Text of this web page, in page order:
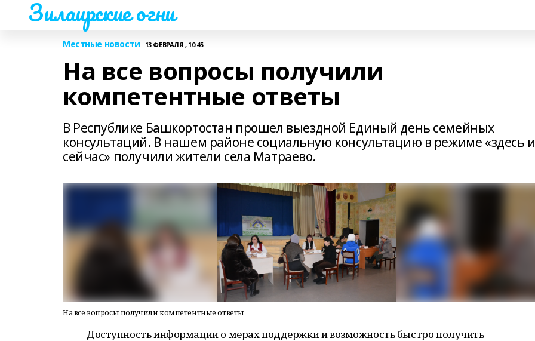
Зилаирские огни
Местные новости 13 ФЕВРАЛЯ , 10:45
На все вопросы получили
компетентные ответы
В Республике Башкортостан прошел выездной Единый день семейных
консультаций. В нашем районе социальную консультацию в режиме «здесь и
сейчас» получили жители села Матраево.
На все вопросы получили компетентные ответы
Доступность информации о мерах поддержки и возможность быстро получить